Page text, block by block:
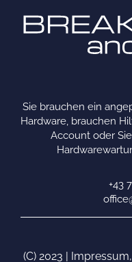
Sie brauchen ein
Hardware, brauchen
Account oder
+43
(C) 2023 | Impressum,